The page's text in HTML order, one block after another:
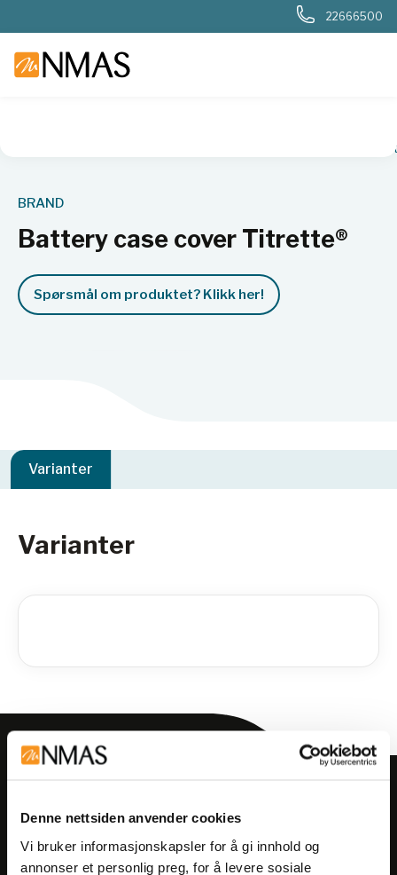
Denne nettsiden anvender cookies
Vi bruker informasjonskapsler for å gi innhold og
annonser et personlig preg, for å levere sosiale
22666500
BRAND
Battery case cover Titrette®
Spørsmål om produktet? Klikk her!
Varianter
Varianter
Få informasjon om produkter,
arrangementer og kampanjer.